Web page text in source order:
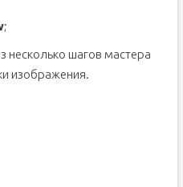
;
несколько шагов мастера
изображения.